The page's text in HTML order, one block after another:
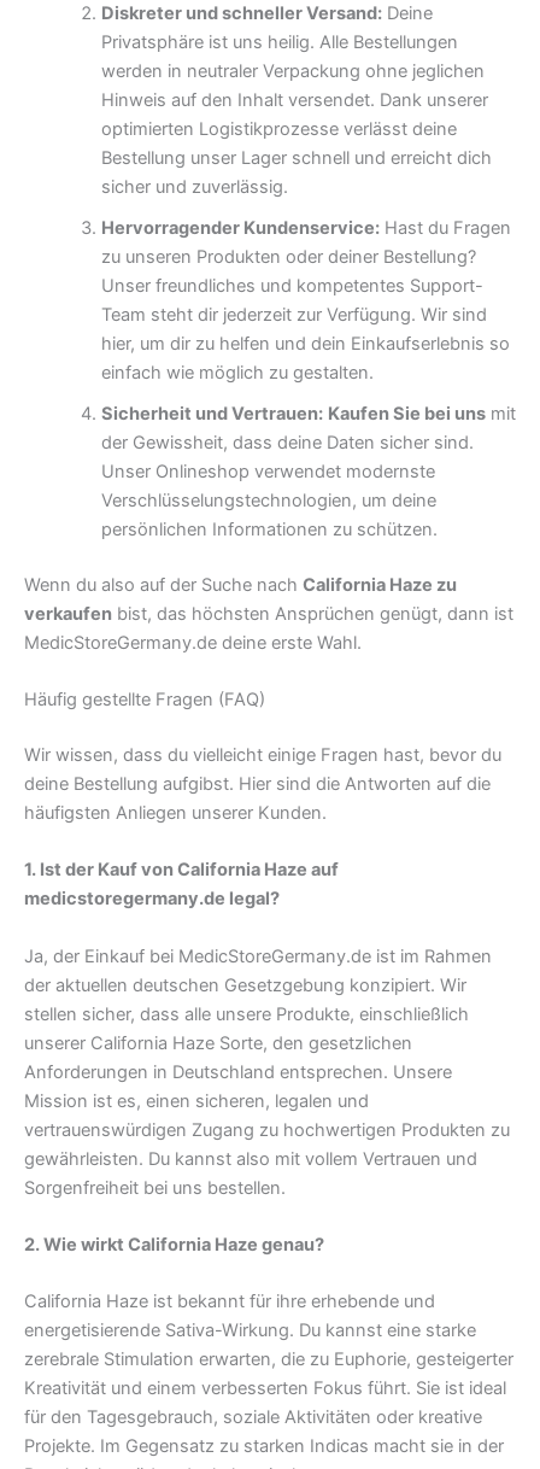
Diskreter und schneller Versand:Deine
Privatsphäre ist uns heilig. Alle Bestellungen
werden in neutraler Verpackung ohne jeglichen
Hinweis auf den Inhalt versendet. Dank unserer
optimierten Logistikprozesse verlässt deine
Bestellung unser Lager schnell und erreicht dich
sicher und zuverlässig.
Hervorragender Kundenservice:Hast du Fragen
zu unseren Produkten oder deiner Bestellung?
Unser freundliches und kompetentes Support-
Team steht dir jederzeit zur Verfügung. Wir sind
hier, um dir zu helfen und dein Einkaufserlebnis so
einfach wie möglich zu gestalten.
Sicherheit und Vertrauen: Kaufen Sie bei unsmit
der Gewissheit, dass deine Daten sicher sind.
Unser Onlineshop verwendet modernste
Verschlüsselungstechnologien, um deine
persönlichen Informationen zu schützen.
Wenn du also auf der Suche nach California Haze zu
verkaufen bist, das höchsten Ansprüchen genügt, dann ist
MedicStoreGermany.de deine erste Wahl.
Häufig gestellte Fragen (FAQ)
Wir wissen, dass du vielleicht einige Fragen hast, bevor du
deine Bestellung aufgibst. Hier sind die Antworten auf die
häufigsten Anliegen unserer Kunden.
1. Ist der Kauf von California Haze auf
medicstoregermany.de legal?
Ja, der Einkauf bei MedicStoreGermany.de ist im Rahmen
der aktuellen deutschen Gesetzgebung konzipiert. Wir
stellen sicher, dass alle unsere Produkte, einschließlich
unserer California Haze Sorte, den gesetzlichen
Anforderungen in Deutschland entsprechen. Unsere
Mission ist es, einen sicheren, legalen und
vertrauenswürdigen Zugang zu hochwertigen Produkten zu
gewährleisten. Du kannst also mit vollem Vertrauen und
Sorgenfreiheit bei uns bestellen.
2. Wie wirkt California Haze genau?
California Haze ist bekannt für ihre erhebende und
energetisierende Sativa-Wirkung. Du kannst eine starke
zerebrale Stimulation erwarten, die zu Euphorie, gesteigerter
Kreativität und einem verbesserten Fokus führt. Sie ist ideal
für den Tagesgebrauch, soziale Aktivitäten oder kreative
Projekte. Im Gegensatz zu starken Indicas macht sie in der